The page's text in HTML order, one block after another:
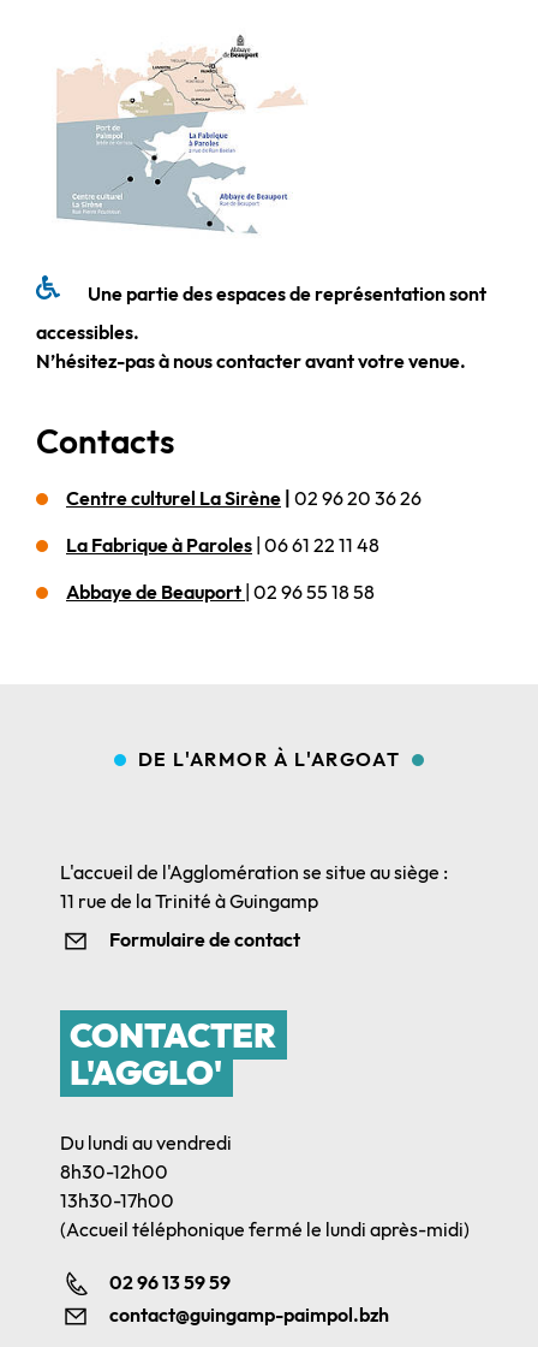
Une partie des espaces de représentation sont
accessibles.
N’hésitez-pas à nous contacter avant votre venue.
Contacts
Centre culturel La Sirène 02 96 20 36 26
La Fabrique à Paroles | 06 61 22 11 48
Abbaye de Beauport | 02 96 55 18 58
DE L'ARMOR À L'ARGOAT
L'accueil de l'Agglomération se situe au siège :
11 rue de la Trinité à Guingamp
Formulaire de contact
CONTACTER
L'AGGLO'
Du lundi au vendredi
8h30-12h00
13h30-17h00
(Accueil téléphonique fermé le lundi après-midi)
02 96 13 59 59
contact@guingamp-paimpol.bzh